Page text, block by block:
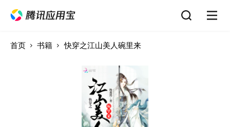
首页 书籍 快穿之江山美人碗里来